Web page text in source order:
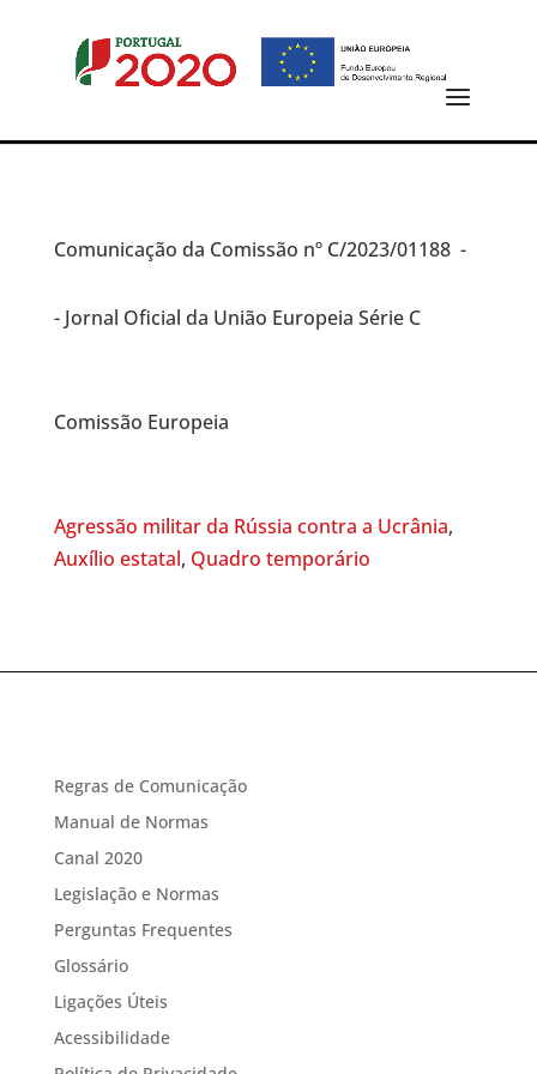
Comunicação da Comissão nº C/2023/01188 -
- Jornal Oficial da União Europeia Série C
Comissão Europeia
Agressão militar da Rússia contra a Ucrânia,
Auxílio estatal, Quadro temporário
Regras de Comunicação
Manual de Normas
Canal 2020
Legislação e Normas
Perguntas Frequentes
Glossário
Ligações Úteis
Acessibilidade